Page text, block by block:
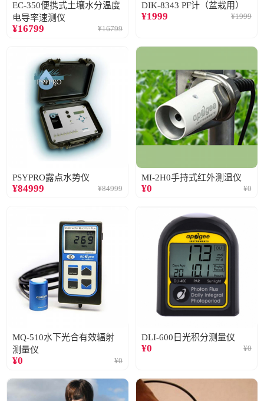
EC-350便携式土壤水分温度
电导率速测仪
¥16799 ¥16799
DIK-8343 PF计（盆栽用）
¥1999 ¥1999
PSYPRO露点水势仪
¥84999 ¥84999
MI-2H0手持式红外测温仪
¥0 ¥0
MQ-510水下光合有效辐射
测量仪
¥0 ¥0
DLI-600日光积分测量仪
¥0 ¥0